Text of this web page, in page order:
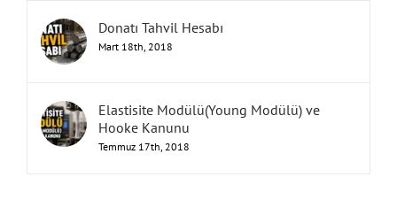
Donatı Tahvil Hesabı
Mart 18th, 2018
Elastisite Modülü(Young Modülü) ve
Hooke Kanunu
Temmuz 17th, 2018